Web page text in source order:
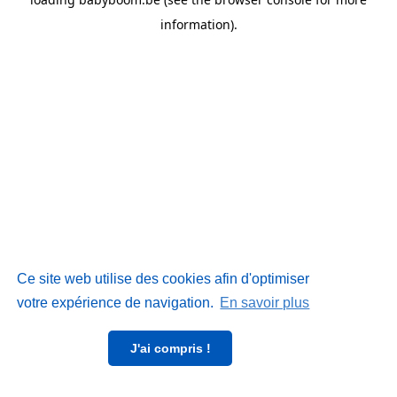
Ce site web utilise des cookies afin d'optimiser
votre expérience de navigation. En savoir plus
J'ai compris !
information).